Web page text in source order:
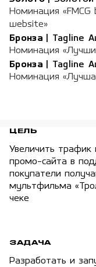
Номинация
website»
Бронза
Tagline
Номинация
Бронза
Tagline
Номинация
ЦЕЛЬ
Увеличить трафик
промо-сайта в
покупатели
мультфильма
чеке
ЗАДАЧА
Разработать и